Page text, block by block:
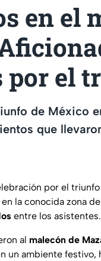
en el
por el
de México
que
por el
la conocida zona
entre los asistentes.
al malecón de
un ambiente festivo,